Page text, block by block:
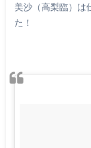
美沙（高梨臨）は
た！